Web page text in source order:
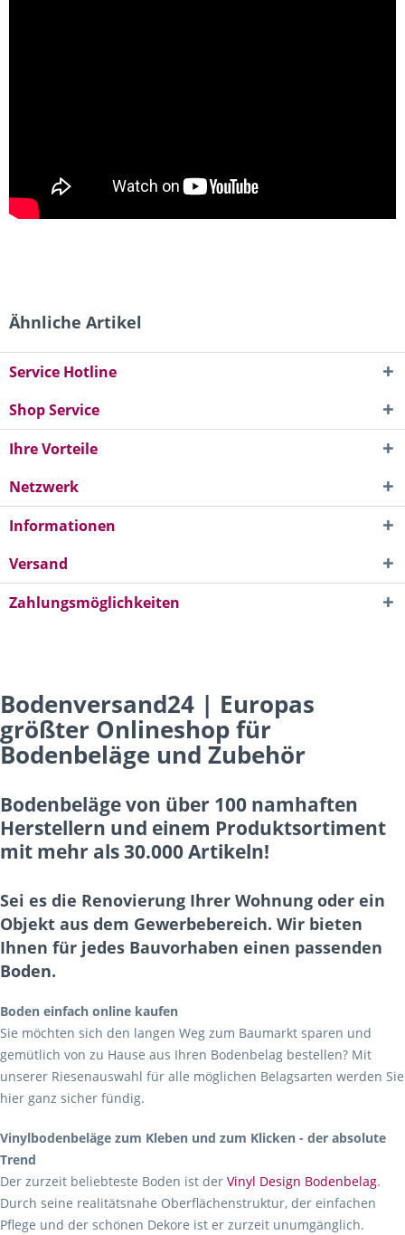
Ähnliche Artikel
Service Hotline
Shop Service
Ihre Vorteile
Netzwerk
Informationen
Versand
Zahlungsmöglichkeiten
Bodenversand24 | Europas
größter Onlineshop für
Bodenbeläge und Zubehör
Bodenbeläge von über 100 namhaften
Herstellern und einem Produktsortiment
mit mehr als 30.000 Artikeln!
Sei es die Renovierung Ihrer Wohnung oder ein
Objekt aus dem Gewerbebereich. Wir bieten
Ihnen für jedes Bauvorhaben einen passenden
Boden.
Boden einfach online kaufen
Sie möchten sich den langen Weg zum Baumarkt sparen und
gemütlich von zu Hause aus Ihren Bodenbelag bestellen? Mit
unserer Riesenauswahl für alle möglichen Belagsarten werden Sie
hier ganz sicher fündig.
Vinylbodenbeläge zum Kleben und zum Klicken - der absolute
Trend
Der zurzeit beliebteste Boden ist der Vinyl Design Bodenbelag.
Durch seine realitätsnahe Oberflächenstruktur, der einfachen
Pflege und der schönen Dekore ist er zurzeit unumgänglich.